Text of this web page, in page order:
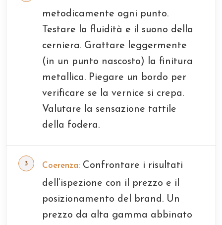
metodicamente ogni punto.
Testare la fluidità e il suono della
cerniera. Grattare leggermente
(in un punto nascosto) la finitura
metallica. Piegare un bordo per
verificare se la vernice si crepa.
Valutare la sensazione tattile
della fodera.
Coerenza: Confrontare i risultati
dell’ispezione con il prezzo e il
posizionamento del brand. Un
prezzo da alta gamma abbinato